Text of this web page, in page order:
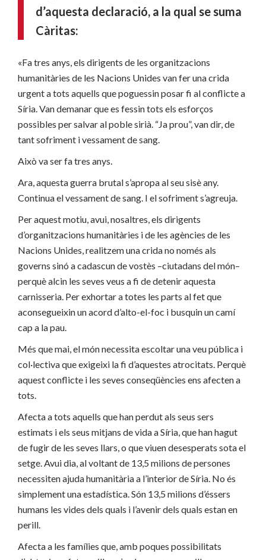
d’aquesta declaració, a la qual se suma
Càritas:
«Fa tres anys, els dirigents de les organitzacions
humanitàries de les Nacions Unides van fer una crida
urgent a tots aquells que poguessin posar fi al conflicte a
Síria. Van demanar que es fessin tots els esforços
possibles per salvar al poble sirià. “Ja prou”, van dir, de
tant sofriment i vessament de sang.
Això va ser fa tres anys.
Ara, aquesta guerra brutal s’apropa al seu sisè any.
Continua el vessament de sang. I el sofriment s’agreuja.
Per aquest motiu, avui, nosaltres, els dirigents
d’organitzacions humanitàries i de les agències de les
Nacions Unides, realitzem una crida no només als
governs sinó a cadascun de vostès –ciutadans del món–
perquè alcin les seves veus a fi de detenir aquesta
carnisseria. Per exhortar a totes les parts al fet que
aconsegueixin un acord d’alto-el-foc i busquin un camí
cap a la pau.
Més que mai, el món necessita escoltar una veu pública i
col·lectiva que exigeixi la fi d’aquestes atrocitats. Perquè
aquest conflicte i les seves conseqüències ens afecten a
tots.
Afecta a tots aquells que han perdut als seus sers
estimats i els seus mitjans de vida a Síria, que han hagut
de fugir de les seves llars, o que viuen desesperats sota el
setge. Avui dia, al voltant de 13,5 milions de persones
necessiten ajuda humanitària a l’interior de Síria. No és
simplement una estadística. Són 13,5 milions d’éssers
humans les vides dels quals i l’avenir dels quals estan en
perill.
Afecta a les famílies que, amb poques possibilitats